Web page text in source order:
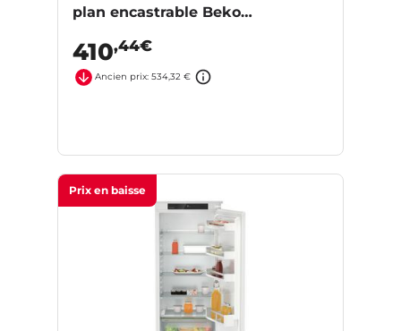
plan encastrable Beko
410,44€
Ancien prix: 534,32 €
Prix en baisse